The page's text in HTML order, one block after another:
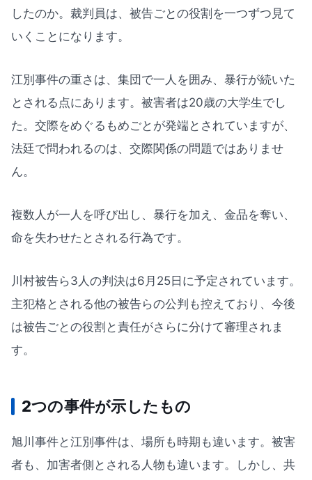
したのか。裁判員は、被告ごとの役割を一つずつ見て
いくことになります。
江別事件の重さは、集団で一人を囲み、暴行が続いた
とされる点にあります。被害者は20歳の大学生でし
た。交際をめぐるもめごとが発端とされていますが、
法廷で問われるのは、交際関係の問題ではありませ
ん。
複数人が一人を呼び出し、暴行を加え、金品を奪い、
命を失わせたとされる行為です。
川村被告ら3人の判決は6月25日に予定されています。
主犯格とされる他の被告らの公判も控えており、今後
は被告ごとの役割と責任がさらに分けて審理されま
す。
2つの事件が示したもの
旭川事件と江別事件は、場所も時期も違います。被害
者も、加害者側とされる人物も違います。しかし、共